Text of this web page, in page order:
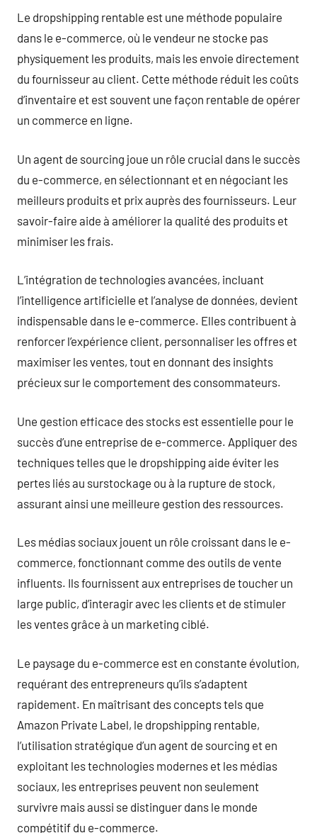
Le dropshipping rentable est une méthode populaire
dans le e-commerce, où le vendeur ne stocke pas
physiquement les produits, mais les envoie directement
du fournisseur au client. Cette méthode réduit les coûts
d’inventaire et est souvent une façon rentable de opérer
un commerce en ligne.
Un agent de sourcing joue un rôle crucial dans le succès
du e-commerce, en sélectionnant et en négociant les
meilleurs produits et prix auprès des fournisseurs. Leur
savoir-faire aide à améliorer la qualité des produits et
minimiser les frais.
L’intégration de technologies avancées, incluant
l’intelligence artificielle et l’analyse de données, devient
indispensable dans le e-commerce. Elles contribuent à
renforcer l’expérience client, personnaliser les offres et
maximiser les ventes, tout en donnant des insights
précieux sur le comportement des consommateurs.
Une gestion efficace des stocks est essentielle pour le
succès d’une entreprise de e-commerce. Appliquer des
techniques telles que le dropshipping aide éviter les
pertes liés au surstockage ou à la rupture de stock,
assurant ainsi une meilleure gestion des ressources.
Les médias sociaux jouent un rôle croissant dans le e-
commerce, fonctionnant comme des outils de vente
influents. Ils fournissent aux entreprises de toucher un
large public, d’interagir avec les clients et de stimuler
les ventes grâce à un marketing ciblé.
Le paysage du e-commerce est en constante évolution,
requérant des entrepreneurs qu’ils s’adaptent
rapidement. En maîtrisant des concepts tels que
Amazon Private Label, le dropshipping rentable,
l’utilisation stratégique d’un agent de sourcing et en
exploitant les technologies modernes et les médias
sociaux, les entreprises peuvent non seulement
survivre mais aussi se distinguer dans le monde
compétitif du e-commerce.